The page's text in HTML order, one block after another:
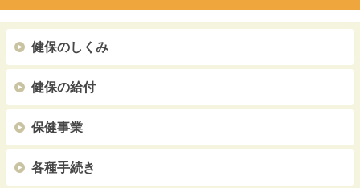
健保のしくみ
健保の給付
保健事業
各種手続き